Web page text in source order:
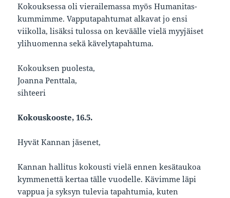
Kokouksessa oli vierailemassa myös Humanitas-
kummimme. Vapputapahtumat alkavat jo ensi
viikolla, lisäksi tulossa on keväälle vielä myyjäiset
ylihuomenna sekä kävelytapahtuma.
Kokouksen puolesta,
Joanna Penttala,
sihteeri
Kokouskooste, 16.5.
Hyvät Kannan jäsenet,
Kannan hallitus kokousti vielä ennen kesätaukoa
kymmenettä kertaa tälle vuodelle. Kävimme läpi
vappua ja syksyn tulevia tapahtumia, kuten